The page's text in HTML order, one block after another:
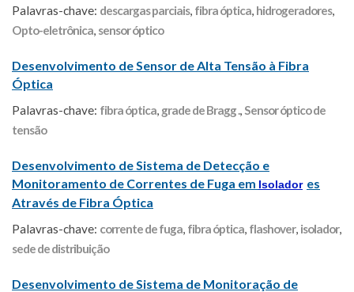
Palavras-chave: descargas parciais, fibra óptica, hidrogeradores,
Opto-eletrônica, sensor óptico
Desenvolvimento de Sensor de Alta Tensão à Fibra
Óptica
Palavras-chave: fibra óptica, grade de Bragg .,Sensor óptico de
tensão
Desenvolvimento de Sistema de Detecção e
Monitoramento de Correntes de Fuga em Isolador es
Através de Fibra Óptica
Palavras-chave: corrente de fuga, fibra óptica, flashover, isolador,
sede de distribuição
Desenvolvimento de Sistema de Monitoração de